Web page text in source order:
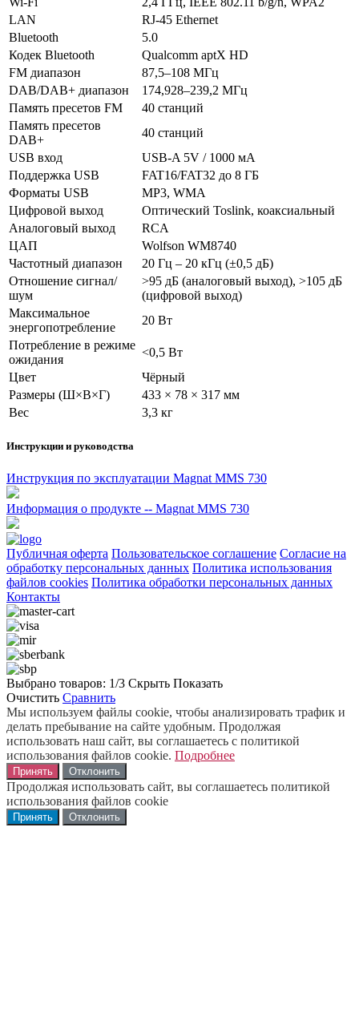
LAN
RJ-45 Ethernet
Bluetooth
5.0
Кодек Bluetooth
Qualcomm aptX HD
FM диапазон
87,5–108 МГц
DAB/DAB+ диапазон
174,928–239,2 МГц
Память пресетов FM
40 станций
Память пресетов
DAB+
40 станций
USB вход
USB-A 5V / 1000 мА
Поддержка USB
FAT16/FAT32 до 8 ГБ
Форматы USB
MP3, WMA
Цифровой выход
Оптический Toslink, коаксиальный
Аналоговый выход
RCA
ЦАП
Wolfson WM8740
Частотный диапазон
20 Гц – 20 кГц (±0,5 дБ)
Отношение сигнал/
шум
>95 дБ (аналоговый выход), >105 дБ
(цифровой выход)
Максимальное
энергопотребление
20 Вт
Потребление в режиме
ожидания
<0,5 Вт
Цвет
Чёрный
Размеры (Ш×В×Г)
433 × 78 × 317 мм
Вес
3,3 кг
Инструкции и руководства
Инструкция по эксплуатации Magnat MMS 730
Информация о продукте -- Magnat MMS 730
Публичная оферта Пользовательское соглашение Согласие на
обработку персональных данных Политика использования
файлов cookies Политика обработки персональных данных
Контакты
Выбрано товаров: 1/3 Скрыть Показать
Очистить Сравнить
Мы используем файлы cookie, чтобы анализировать трафик и
делать пребывание на сайте удобным. Продолжая
использовать наш сайт, вы соглашаетесь с политикой
использования файлов cookie. Подробнее
Принять Отклонить
Продолжая использовать сайт, вы соглашаетесь политикой
использования файлов cookie
Принять Отклонить